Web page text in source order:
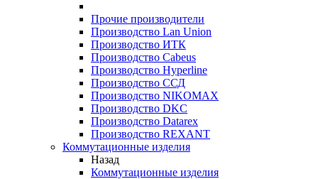
Прочие производители
Производство Lan Union
Производство ИТК
Производство Cabeus
Производство Hyperline
Производство ССД
Производство NIKOMAX
Производство DKC
Производство Datarex
Производство REXANT
Коммутационные изделия
Назад
Коммутационные изделия